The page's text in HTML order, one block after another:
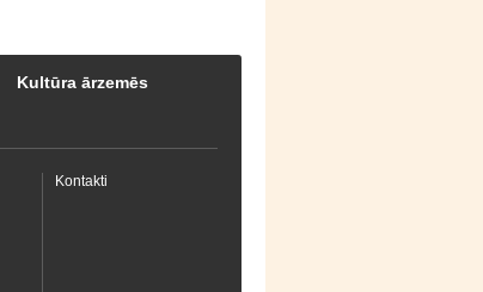
Kultūra ārzemēs
Kontakti